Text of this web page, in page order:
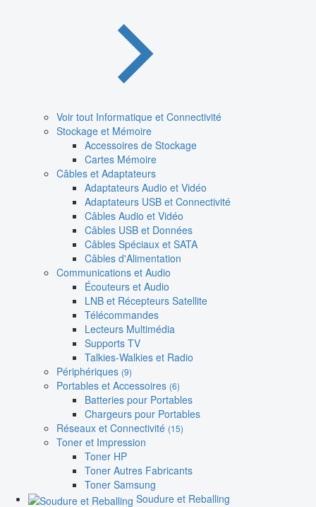
Voir tout Informatique et Connectivité
Stockage et Mémoire
Accessoires de Stockage
Cartes Mémoire
Câbles et Adaptateurs
Adaptateurs Audio et Vidéo
Adaptateurs USB et Connectivité
Câbles Audio et Vidéo
Câbles USB et Données
Câbles Spéciaux et SATA
Câbles d'Alimentation
Communications et Audio
Écouteurs et Audio
LNB et Récepteurs Satellite
Télécommandes
Lecteurs Multimédia
Supports TV
Talkies-Walkies et Radio
Périphériques (9)
Portables et Accessoires (6)
Batteries pour Portables
Chargeurs pour Portables
Réseaux et Connectivité (15)
Toner et Impression
Toner HP
Toner Autres Fabricants
Toner Samsung
Soudure et Reballing